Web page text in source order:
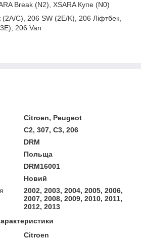
Break (N2), XSARA Купе (N0)
(2A/C), 206 SW (2E/K), 206 Ліфтбек,
206 Van
Citroen, Peugeot
C2, 307, C3, 206
DRM
Польща
DRM16001
Новий
2002, 2003, 2004, 2005, 2006,
2007, 2008, 2009, 2010, 2011,
2012, 2013
Citroen